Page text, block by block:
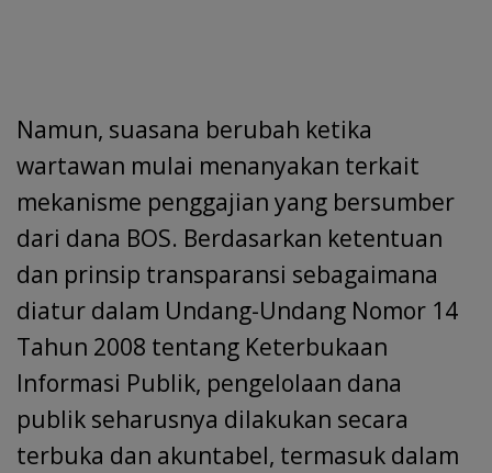
Namun, suasana berubah ketika
wartawan mulai menanyakan terkait
mekanisme penggajian yang bersumber
dari dana BOS. Berdasarkan ketentuan
dan prinsip transparansi sebagaimana
diatur dalam Undang-Undang Nomor 14
Tahun 2008 tentang Keterbukaan
Informasi Publik, pengelolaan dana
publik seharusnya dilakukan secara
terbuka dan akuntabel, termasuk dalam